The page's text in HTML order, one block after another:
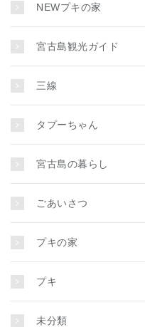
NEWプキの家
宮古島観光ガイド
三線
タプーちゃん
宮古島の暮らし
ごあいさつ
プキの家
プキ
未分類